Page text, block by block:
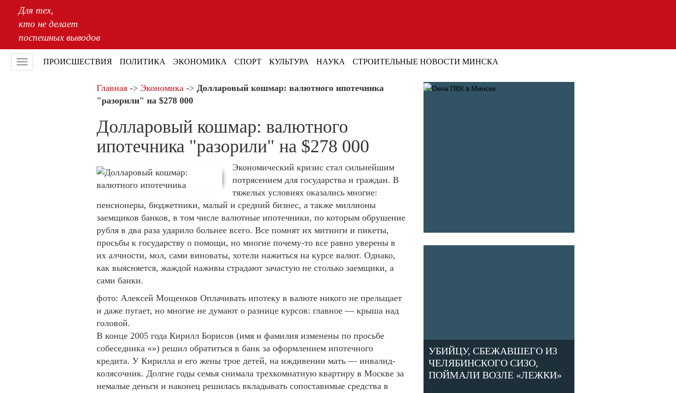
Для тех,
кто не делает
поспешных выводов
Меню ПРОИСШЕСТВИЯ ПОЛИТИКА ЭКОНОМИКА СПОРТ КУЛЬТУРА НАУКА СТРОИТЕЛЬНЫЕ НОВОСТИ МИНСКА
Главная -> Экономика -> Долларовый кошмар: валютного ипотечника
"разорили" на $278 000
Долларовый кошмар: валютного
ипотечника "разорили" на $278 000
Экономический кризис стал сильнейшим
потрясением для государства и граждан. В
тяжелых условиях оказались многие:
пенсионеры, бюджетники, малый и средний бизнес, а также миллионы
заемщиков банков, в том числе валютные ипотечники, по которым обрушение
рубля в два раза ударило больнее всего. Все помнят их митинги и пикеты,
просьбы к государству о помощи, но многие почему-то все равно уверены в
их алчности, мол, сами виноваты, хотели нажиться на курсе валют. Однако,
как выясняется, жаждой наживы страдают зачастую не столько заемщики, а
сами банки.
фото: Алексей Мощенков Оплачивать ипотеку в валюте никого не прельщает
и даже пугает, но многие не думают о разнице курсов: главное — крыша над
головой.
В конце 2005 года Кирилл Борисов (имя и фамилия изменены по просьбе
собеседника «») решил обратиться в банк за оформлением ипотечного
кредита. У Кирилла и его жены трое детей, на иждивении мать — инвалид-
колясочник. Долгие годы семья снимала трехкомнатную квартиру в Москве за
немалые деньги и наконец решилась вкладывать сопоставимые средства в
УБИЙЦУ, СБЕЖАВШЕГО ИЗ
ЧЕЛЯБИНСКОГО СИЗО,
ПОЙМАЛИ ВОЗЛЕ «ЛЕЖКИ»